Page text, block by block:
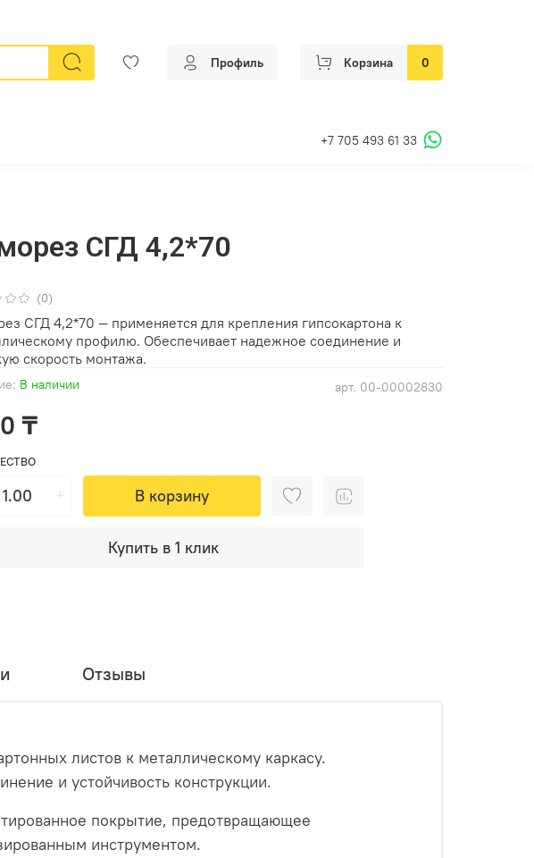
Профиль Корзина 0
+7 705 493 61 33
(0)
арт. 00-00002830
В наличии
СГД 4,2*70
₸
В корзину
Купить в 1 клик
СГД 4,2*70 — применяется для крепления гипсокартона к
профилю. Обеспечивает надежное соединение и
скорость монтажа.
Отзывы
листов к металлическому каркасу.
и устойчивость конструкции.
покрытие, предотвращающее
инструментом.